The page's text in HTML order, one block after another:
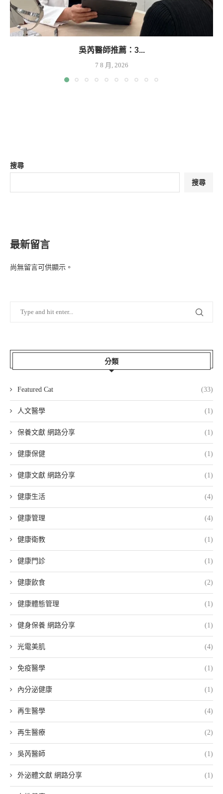
吳芮醫師推薦：3...
7 8 月, 2026
搜尋
搜尋
最新留言
尚無留言可供顯示。
分類
Featured Cat (33)
人文醫學 (1)
保養文獻 網路分享 (1)
健康保健 (1)
健康文獻 網路分享 (1)
健康生活 (4)
健康管理 (4)
健康衛教 (1)
健康門診 (1)
健康飲食 (2)
健康體態管理 (1)
健身保養 網路分享 (1)
光電美肌 (4)
免疫醫學 (1)
內分泌健康 (1)
再生醫學 (4)
再生醫療 (2)
吳芮醫師 (1)
外泌體文獻 網路分享 (1)